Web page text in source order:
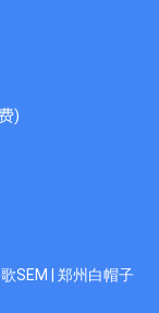
)
SEM | 郑州白帽子